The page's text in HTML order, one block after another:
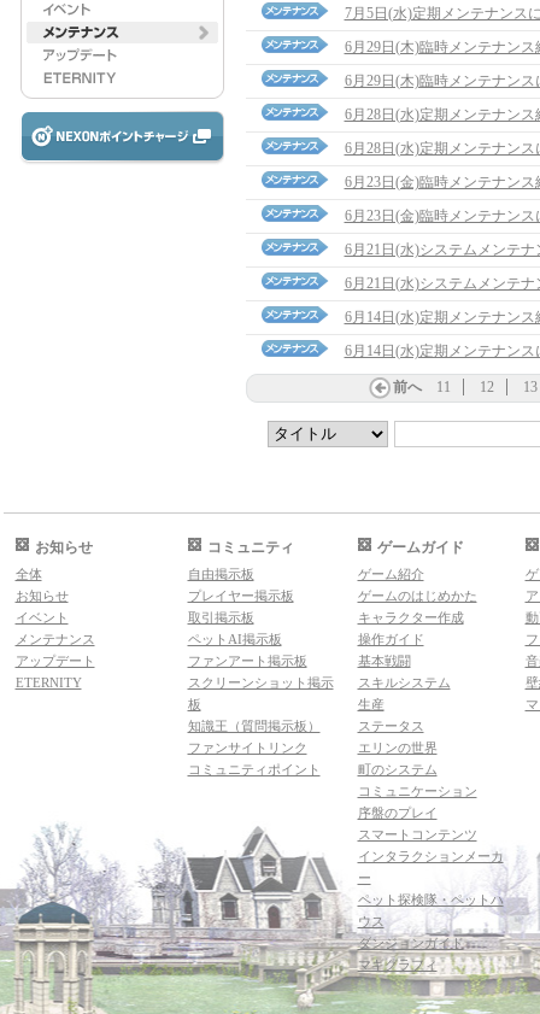
7月5日(水)定期メンテナンス
6月29日(木)臨時メンテナン
6月29日(木)臨時メンテナンス
6月28日(水)定期メンテナン
6月28日(水)定期メンテナンス
6月23日(金)臨時メンテナン
6月23日(金)臨時メンテナンス
6月21日(水)システムメンテ
6月21日(水)システムメンテナ
6月14日(水)定期メンテナン
6月14日(水)定期メンテナンス
前へ 11 12 13
お知らせ
全体
お知らせ
イベント
メンテナンス
アップデート
ETERNITY
コミュニティ
自由掲示板
プレイヤー掲示板
取引掲示板
ペットAI掲示板
ファンアート掲示板
スクリーンショット掲示
板
知識王（質問掲示板）
ファンサイトリンク
コミュニティポイント
ゲームガイド
ゲーム紹介
ゲームのはじめかた
キャラクター作成
操作ガイド
基本戦闘
スキルシステム
生産
ステータス
エリンの世界
町のシステム
コミュニケーション
序盤のプレイ
スマートコンテンツ
インタラクションメーカ
ー
ペット探検隊・ペットハ
ウス
ダンジョンガイド
マギグラフィ